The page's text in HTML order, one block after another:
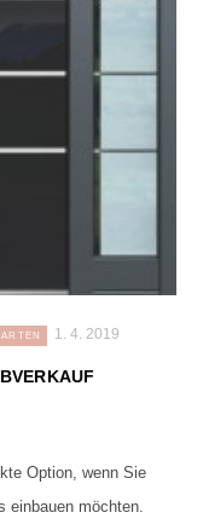
1. 4. 2019
Option, wenn Sie
einbauen möchten.